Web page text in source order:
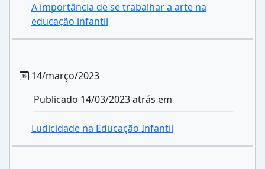
A importância de se trabalhar a arte na
educação infantil
14/março/2023
Publicado 14/03/2023 atrás em
Ludicidade na Educação Infantil